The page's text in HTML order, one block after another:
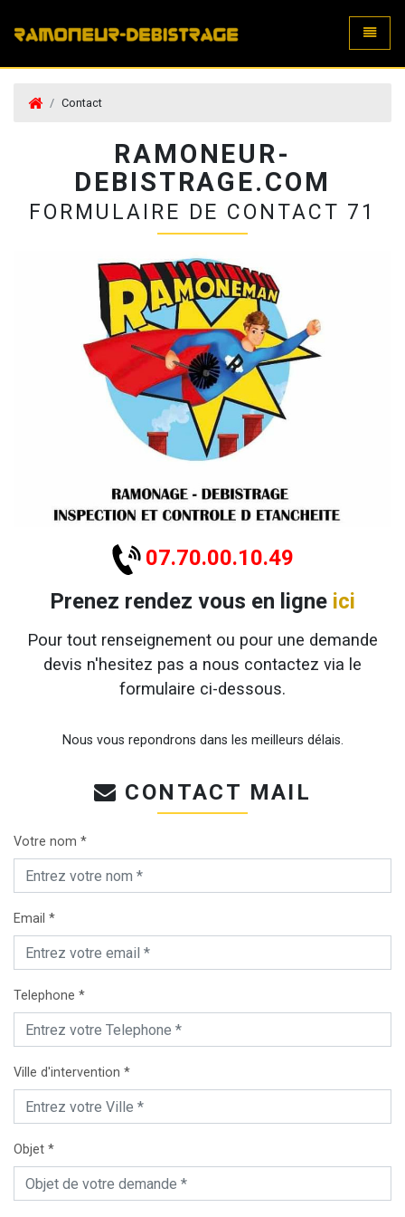
Contact
RAMONEUR-
DEBISTRAGE.COM
FORMULAIRE DE CONTACT 71
07.70.00.10.49
Prenez rendez vous en ligne ici
Pour tout renseignement ou pour une demande
devis n'hesitez pas a nous contactez via le
formulaire ci-dessous.
Nous vous repondrons dans les meilleurs délais.
CONTACT MAIL
Votre nom *
Email *
Telephone *
Ville d'intervention *
Objet *